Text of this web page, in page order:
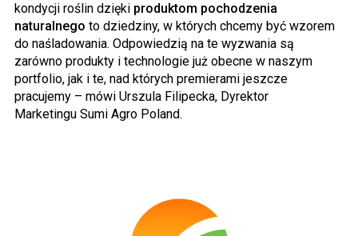
kondycji roślin dzięki produktom pochodzenia
naturalnego to dziedziny, w których chcemy być wzorem
do naśladowania. Odpowiedzią na te wyzwania są
zarówno produkty i technologie już obecne w naszym
portfolio, jak i te, nad których premierami jeszcze
pracujemy – mówi Urszula Filipecka, Dyrektor
Marketingu Sumi Agro Poland.